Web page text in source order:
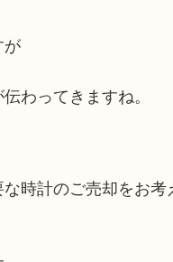
わってきますね。
時計のご売却をお